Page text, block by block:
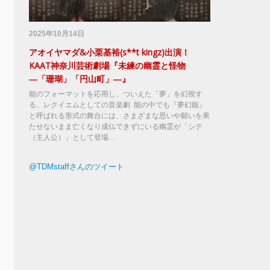
2025年10月14日
アオイヤマダ&小栗基裕(s**t kingz)出演！
KAAT神奈川芸術劇場『未練の幽霊と怪物
―「珊瑚」「円山町」―』
能のフォーマットを応用し、ついえた「夢」を幻視す
る、レクイエムとしての音楽劇 能の中でも『夢幻能』
と呼ばれる形式の舞台には、さまざまな思いや願いを果
たせないまま亡くなり成仏できずにいる幽霊が「シテ
（主人公）」として登場…
@TDMstaffさんのツイート